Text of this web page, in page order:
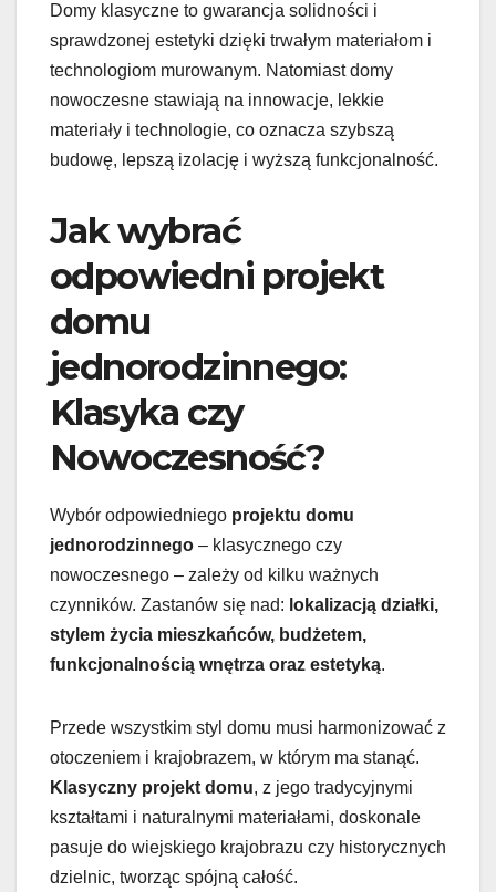
Domy klasyczne to gwarancja solidności i
sprawdzonej estetyki dzięki trwałym materiałom i
technologiom murowanym. Natomiast domy
nowoczesne stawiają na innowacje, lekkie
materiały i technologie, co oznacza szybszą
budowę, lepszą izolację i wyższą funkcjonalność.
Jak wybrać
odpowiedni projekt
domu
jednorodzinnego:
Klasyka czy
Nowoczesność?
Wybór odpowiedniego projektu domu
jednorodzinnego – klasycznego czy
nowoczesnego – zależy od kilku ważnych
czynników. Zastanów się nad: lokalizacją działki,
stylem życia mieszkańców, budżetem,
funkcjonalnością wnętrza oraz estetyką.
Przede wszystkim styl domu musi harmonizować z
otoczeniem i krajobrazem, w którym ma stanąć.
Klasyczny projekt domu, z jego tradycyjnymi
kształtami i naturalnymi materiałami, doskonale
pasuje do wiejskiego krajobrazu czy historycznych
dzielnic, tworząc spójną całość.